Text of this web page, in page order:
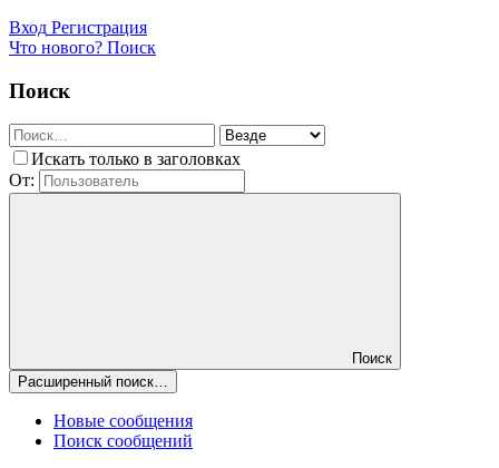
Вход Регистрация
Что нового? Поиск
Поиск
Искать только в заголовках
От:
Поиск
Расширенный поиск…
Новые сообщения
Поиск сообщений